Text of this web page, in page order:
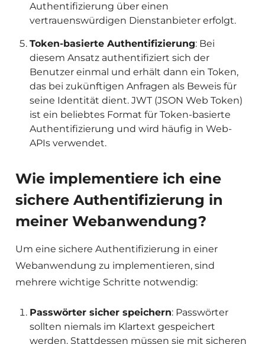
Authentifizierung über einen
vertrauenswürdigen Dienstanbieter erfolgt.
Token-basierte Authentifizierung: Bei
diesem Ansatz authentifiziert sich der
Benutzer einmal und erhält dann ein Token,
das bei zukünftigen Anfragen als Beweis für
seine Identität dient. JWT (JSON Web Token)
ist ein beliebtes Format für Token-basierte
Authentifizierung und wird häufig in Web-
APIs verwendet.
Wie implementiere ich eine
sichere Authentifizierung in
meiner Webanwendung?
Um eine sichere Authentifizierung in einer
Webanwendung zu implementieren, sind
mehrere wichtige Schritte notwendig:
Passwörter sicher speichern: Passwörter
sollten niemals im Klartext gespeichert
werden. Stattdessen müssen sie mit sicheren